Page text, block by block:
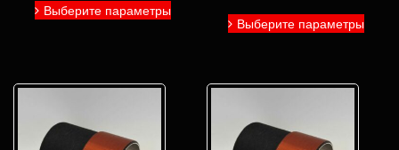
Выберите параметрытовар
Опции
Выберите параметры
Этот
товар